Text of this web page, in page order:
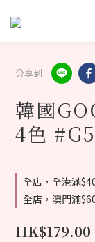
分享到
韓國
4色
全店，全港滿
全店，澳門滿
HK$179.00